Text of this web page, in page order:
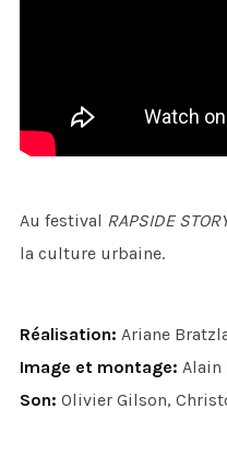
Au festival RAPSIDE
la culture urbaine.
Réalisation: Ariane
Image et montage: Alain
Son: Olivier Gilson,